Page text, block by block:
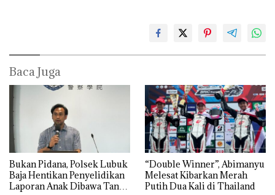
Baca Juga
Bukan Pidana, Polsek Lubuk
Baja Hentikan Penyelidikan
Laporan Anak Dibawa Tanpa
“Double Winner”, Abimanyu
Melesat Kibarkan Merah
Putih Dua Kali di Thailand